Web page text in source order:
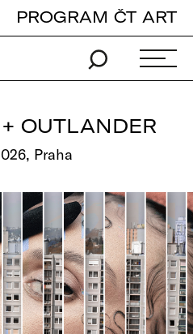
PROGRAM ČT ART
OUTLANDER
Praha